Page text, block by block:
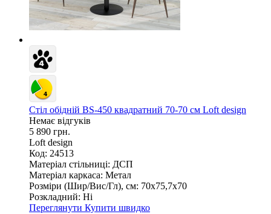
Стіл обідній BS-450 квадратний 70-70 см Loft design
Немає відгуків
5 890 грн.
Loft design
Код: 24513
Матеріал стільниці: ДСП
Матеріал каркаса: Метал
Розміри (Шир/Вис/Гл), см: 70х75,7х70
Розкладний: Ні
Переглянути Купити швидко